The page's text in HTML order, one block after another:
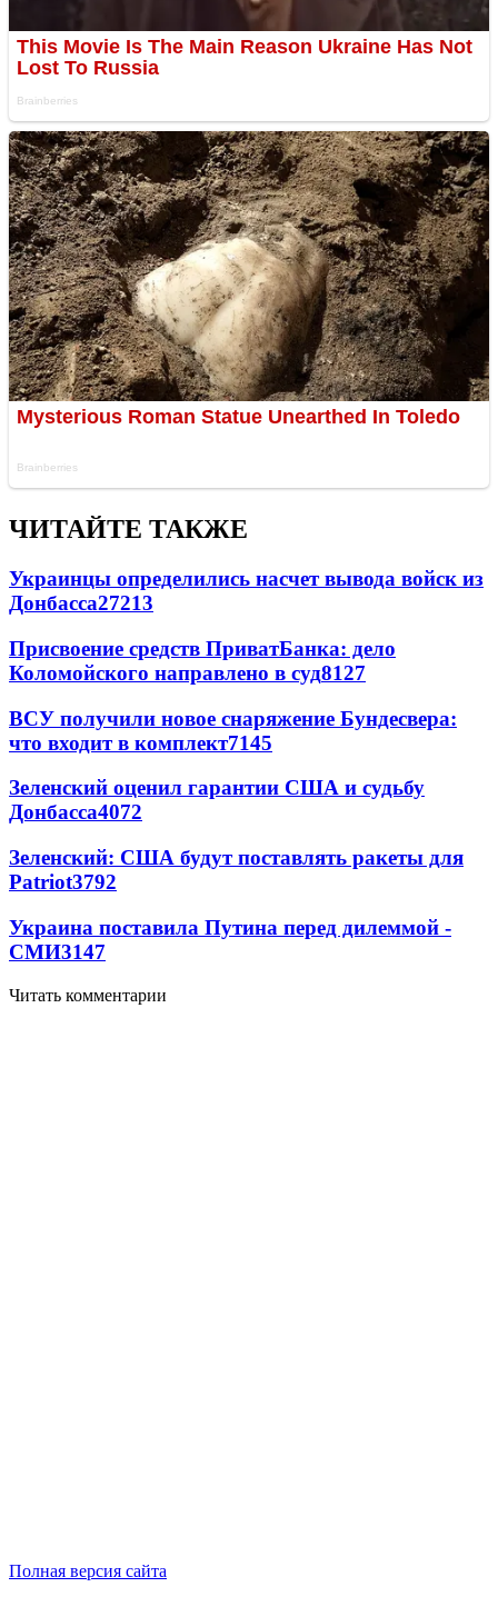
ЧИТАЙТЕ ТАКЖЕ
Украинцы определились насчет вывода войск из
Донбасса27213
Присвоение средств ПриватБанка: дело
Коломойского направлено в суд8127
ВСУ получили новое снаряжение Бундесвера:
что входит в комплект7145
Зеленский оценил гарантии США и судьбу
Донбасса4072
Зеленский: США будут поставлять ракеты для
Patriot3792
Украина поставила Путина перед дилеммой -
СМИ3147
Читать комментарии
Полная версия сайта